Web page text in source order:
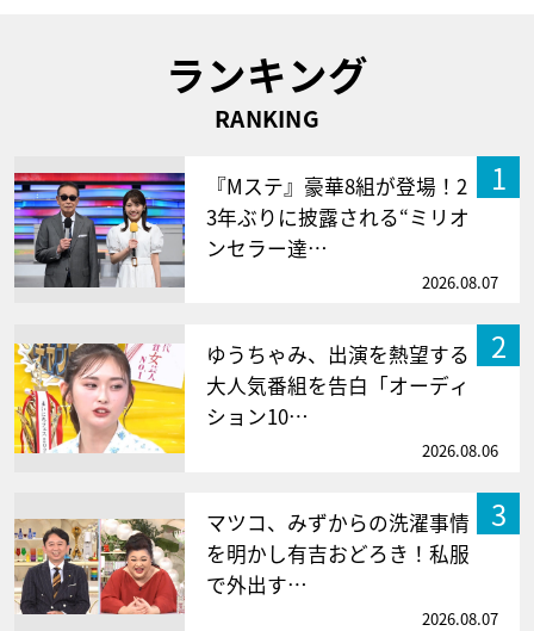
ランキング
RANKING
1
『Mステ』豪華8組が登場！2
3年ぶりに披露される“ミリオ
ンセラー達…
2026.08.07
2
ゆうちゃみ、出演を熱望する
大人気番組を告白「オーディ
ション10…
2026.08.06
3
マツコ、みずからの洗濯事情
を明かし有吉おどろき！私服
で外出す…
2026.08.07